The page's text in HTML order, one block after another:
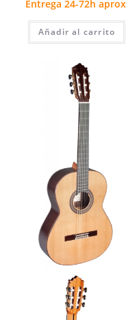
Entrega 24-72h
Añadir al carrito